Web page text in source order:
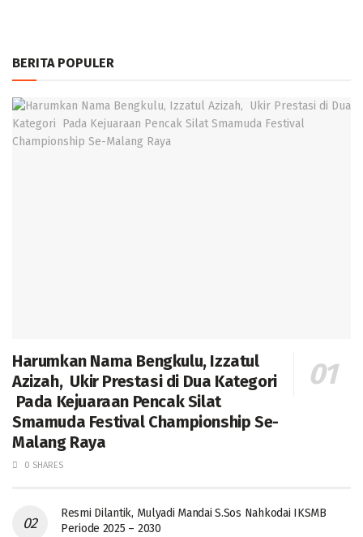
BERITA POPULER
Harumkan Nama Bengkulu, Izzatul
Azizah, Ukir Prestasi di Dua Kategori
Pada Kejuaraan Pencak Silat
Smamuda Festival Championship Se-
Malang Raya
0 SHARES
Resmi Dilantik, Mulyadi Mandai S.Sos Nahkodai IKSMB
Periode 2025 – 2030